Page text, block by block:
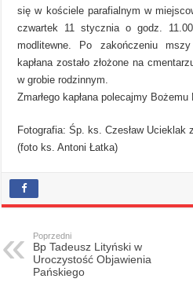
się w kościele parafialnym w
czwartek 11 stycznia o godz.
modlitewne. Po zakończeniu mszy
kapłana zostało złożone na
w grobie rodzinnym.
Zmarłego kapłana polecajmy Bożemu
Fotografia: Śp. ks. Czesław Ucieklak
(foto ks. Antoni Łatka)
Poprzedni
Bp Tadeusz Lityński w
Uroczystość Objawienia
Pańskiego